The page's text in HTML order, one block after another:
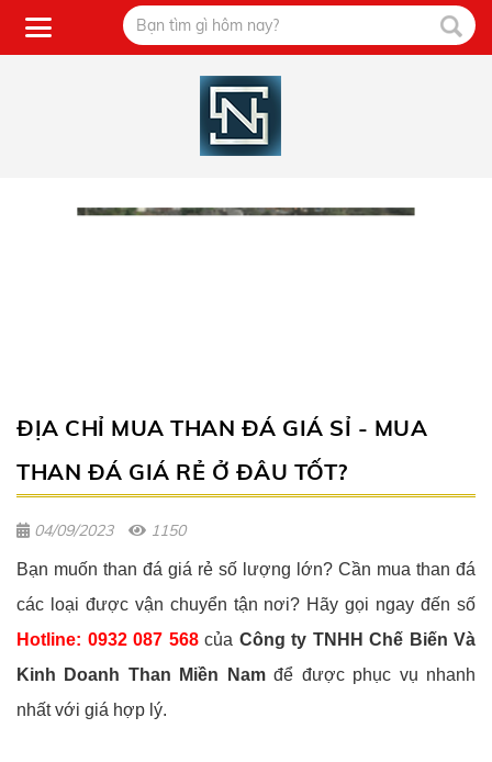
ĐỊA CHỈ MUA THAN ĐÁ GIÁ SỈ - MUA
THAN ĐÁ GIÁ RẺ Ở ĐÂU TỐT?
04/09/2023 1150
Bạn muốn than đá giá rẻ số lượng lớn? Cần mua than đá
các loại được vận chuyển tận nơi? Hãy gọi ngay đến số
Hotline: 0932 087 568của Công ty TNHH Chế Biến Và
Kinh Doanh Than Miền Namđể được phục vụ nhanh
nhất với giá hợp lý.